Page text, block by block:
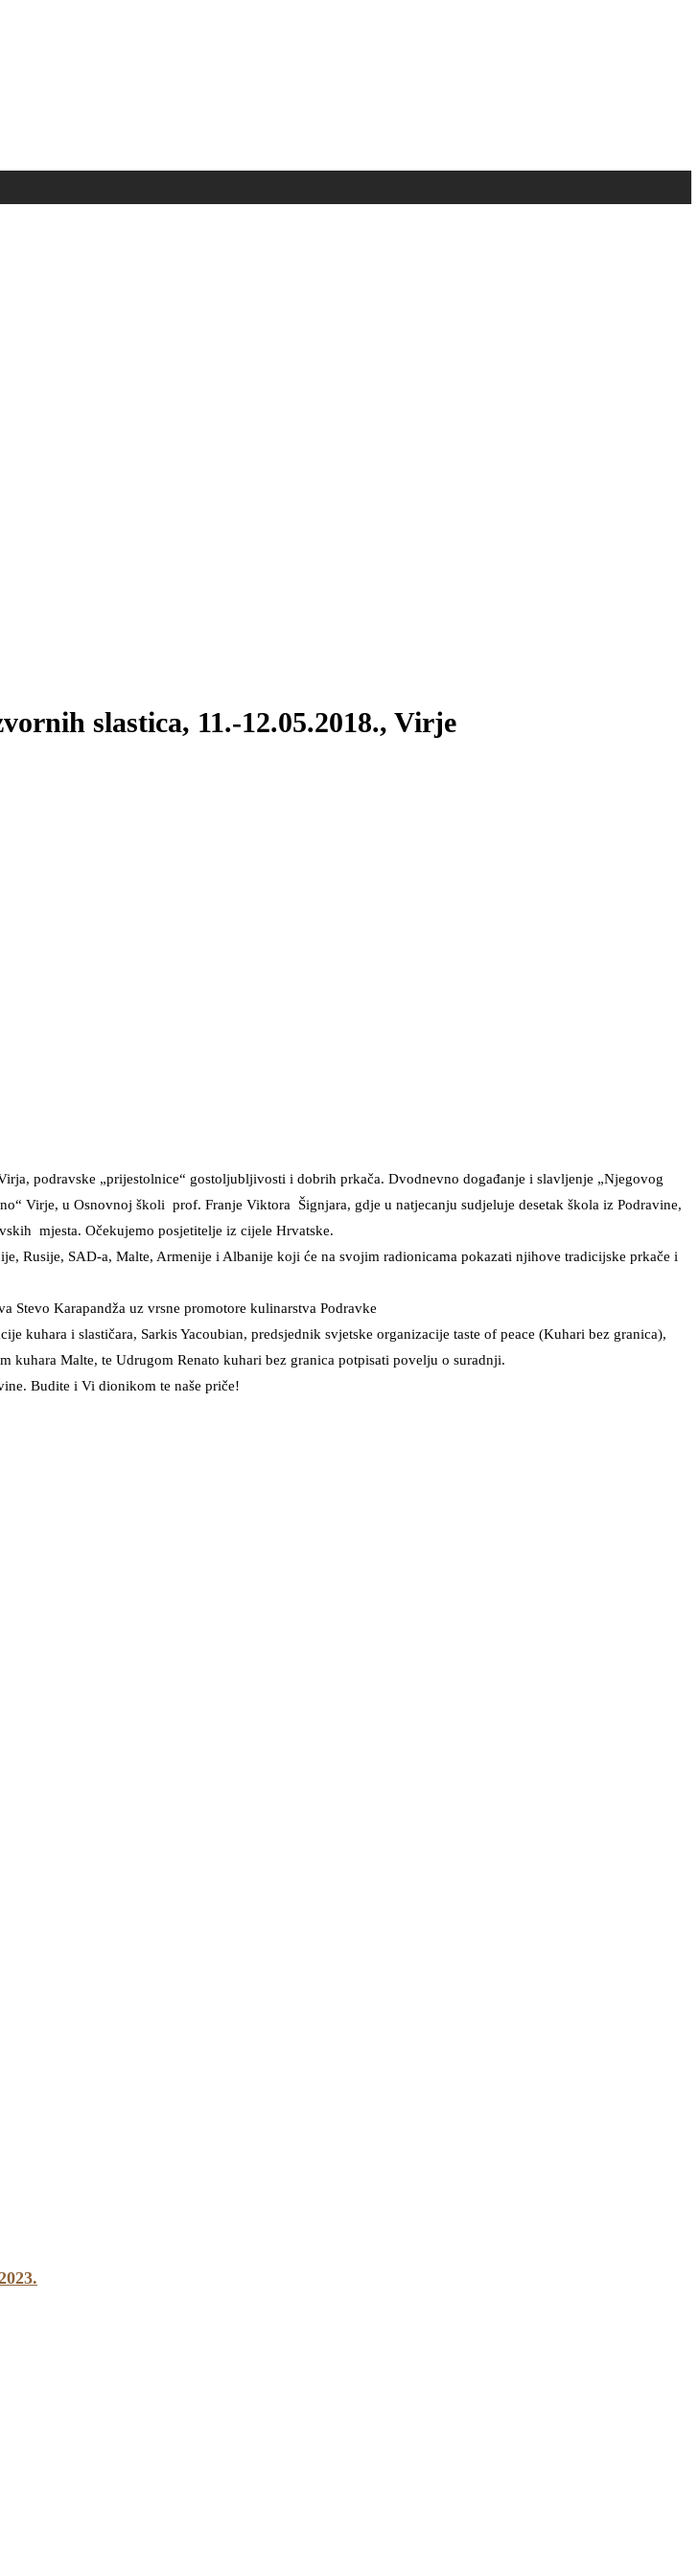
slastica, 11.-12.05.2018., Virje
podravske „prijestolnice“ gostoljubljivosti i dobrih prkača. Dvodnevno događanje i slavljenje „Njegovog
Virje, u Osnovnoj školi prof. Franje Viktora Šignjara, gdje u natjecanju sudjeluje desetak škola iz Podravine,
mjesta. Očekujemo posjetitelje iz cijele Hrvatske.
Rusije, SAD-a, Malte, Armenije i Albanije koji će na svojim radionicama pokazati njihove tradicijske prkače i
Stevo Karapandža uz vrsne promotore kulinarstva Podravke
kuhara i slastičara, Sarkis Yacoubian, predsjednik svjetske organizacije taste of peace (Kuhari bez granica),
kuhara Malte, te Udrugom Renato kuhari bez granica potpisati povelju o suradnji.
Budite i Vi dionikom te naše priče!